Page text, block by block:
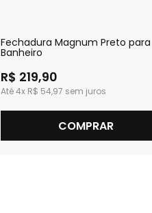
Fechadura Magnum Preto para
Banheiro
R$ 219,90
4x R$ 54,97
COMPRAR